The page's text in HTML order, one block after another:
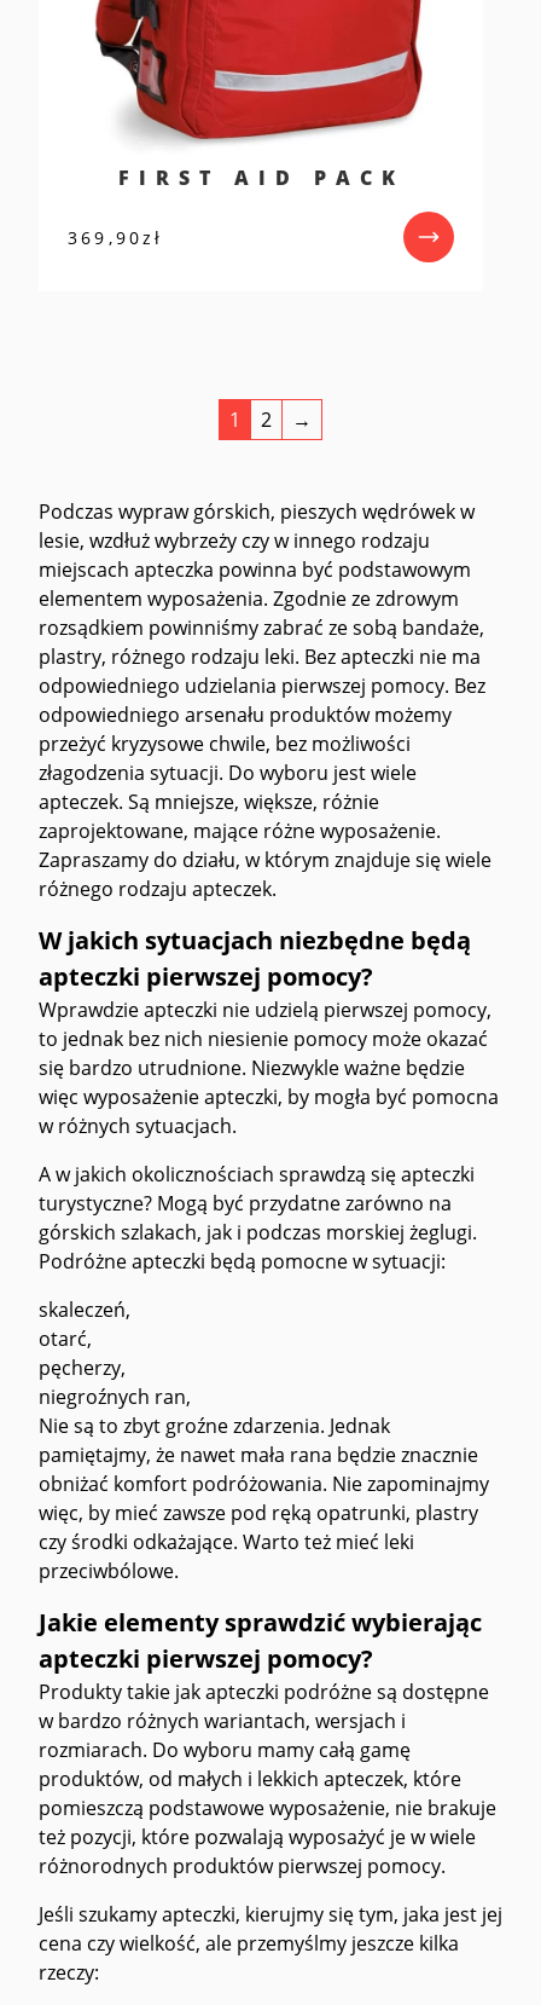
FIRST AID PACK
369,90zł
1 2 →
Podczas wypraw górskich, pieszych wędrówek w
lesie, wzdłuż wybrzeży czy w innego rodzaju
miejscach apteczka powinna być podstawowym
elementem wyposażenia. Zgodnie ze zdrowym
rozsądkiem powinniśmy zabrać ze sobą bandaże,
plastry, różnego rodzaju leki. Bez apteczki nie ma
odpowiedniego udzielania pierwszej pomocy. Bez
odpowiedniego arsenału produktów możemy
przeżyć kryzysowe chwile, bez możliwości
złagodzenia sytuacji. Do wyboru jest wiele
apteczek. Są mniejsze, większe, różnie
zaprojektowane, mające różne wyposażenie.
Zapraszamy do działu, w którym znajduje się wiele
różnego rodzaju apteczek.
W jakich sytuacjach niezbędne będą
apteczki pierwszej pomocy?
Wprawdzie apteczki nie udzielą pierwszej pomocy,
to jednak bez nich niesienie pomocy może okazać
się bardzo utrudnione. Niezwykle ważne będzie
więc wyposażenie apteczki, by mogła być pomocna
w różnych sytuacjach.
A w jakich okolicznościach sprawdzą się apteczki
turystyczne? Mogą być przydatne zarówno na
górskich szlakach, jak i podczas morskiej żeglugi.
Podróżne apteczki będą pomocne w sytuacji:
skaleczeń,
otarć,
pęcherzy,
niegroźnych ran,
Nie są to zbyt groźne zdarzenia. Jednak
pamiętajmy, że nawet mała rana będzie znacznie
obniżać komfort podróżowania. Nie zapominajmy
więc, by mieć zawsze pod ręką opatrunki, plastry
czy środki odkażające. Warto też mieć leki
przeciwbólowe.
Jakie elementy sprawdzić wybierając
apteczki pierwszej pomocy?
Produkty takie jak apteczki podróżne są dostępne
w bardzo różnych wariantach, wersjach i
rozmiarach. Do wyboru mamy całą gamę
produktów, od małych i lekkich apteczek, które
pomieszczą podstawowe wyposażenie, nie brakuje
też pozycji, które pozwalają wyposażyć je w wiele
różnorodnych produktów pierwszej pomocy.
Jeśli szukamy apteczki, kierujmy się tym, jaka jest jej
cena czy wielkość, ale przemyślmy jeszcze kilka
rzeczy: